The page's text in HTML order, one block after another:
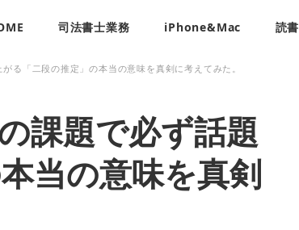
司法書士業務 iPhone&Mac 読書
る「二段の推定」の本当の意味を真剣に考えてみた。
課題で必ず話題
当の意味を真剣